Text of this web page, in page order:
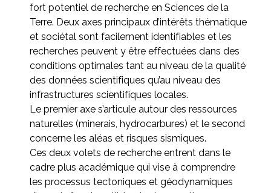
fort potentiel de recherche en Sciences de la
Terre. Deux axes principaux d’intérêts thématique
et sociétal sont facilement identifiables et les
recherches peuvent y être effectuées dans des
conditions optimales tant au niveau de la qualité
des données scientifiques qu’au niveau des
infrastructures scientifiques locales.
Le premier axe s’articule autour des ressources
naturelles (minerais, hydrocarbures) et le second
concerne les aléas et risques sismiques.
Ces deux volets de recherche entrent dans le
cadre plus académique qui vise à comprendre
les processus tectoniques et géodynamiques